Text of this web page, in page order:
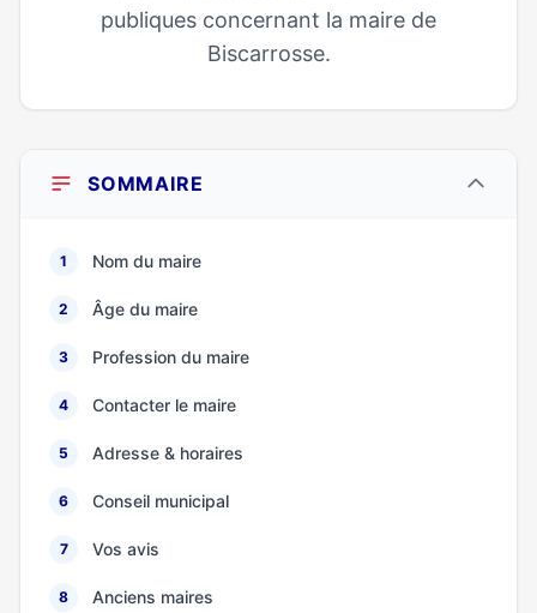
publiques concernant la maire de
Biscarrosse.
SOMMAIRE
1 Nom du maire
2 Âge du maire
3 Profession du maire
4 Contacter le maire
5 Adresse & horaires
6 Conseil municipal
7 Vos avis
8 Anciens maires